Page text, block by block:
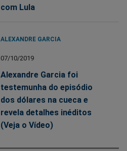
com Lula
ALEXANDRE GARCIA
07/10/2019
Alexandre Garcia foi
testemunha do episódio
dos dólares na cueca e
revela detalhes inéditos
(Veja o Vídeo)